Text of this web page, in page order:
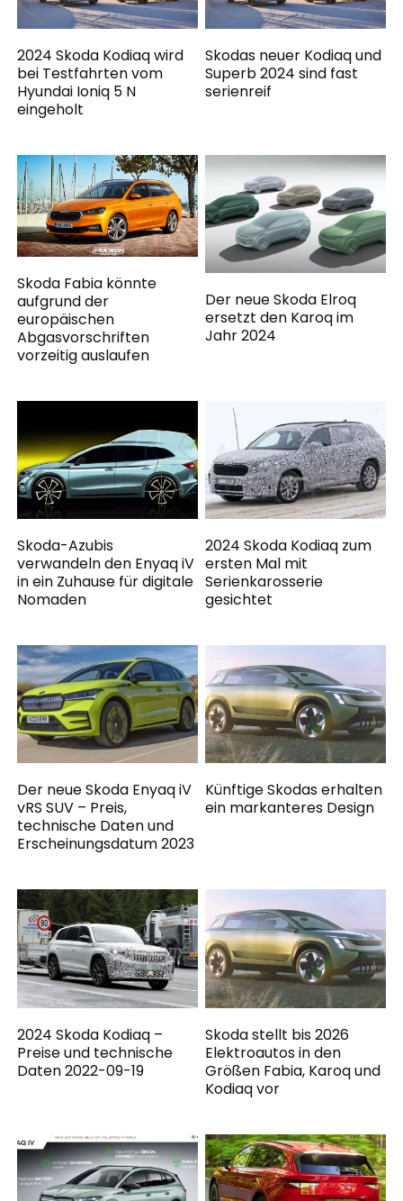
2024 Skoda Kodiaq wird
bei Testfahrten vom
Hyundai Ioniq 5 N
eingeholt
Skodas neuer Kodiaq und
Superb 2024 sind fast
serienreif
Skoda Fabia könnte
aufgrund der
europäischen
Abgasvorschriften
vorzeitig auslaufen
Der neue Skoda Elroq
ersetzt den Karoq im
Jahr 2024
Skoda-Azubis
verwandeln den Enyaq iV
in ein Zuhause für digitale
Nomaden
2024 Skoda Kodiaq zum
ersten Mal mit
Serienkarosserie
gesichtet
Der neue Skoda Enyaq iV
vRS SUV – Preis,
technische Daten und
Erscheinungsdatum 2023
Künftige Skodas erhalten
ein markanteres Design
2024 Skoda Kodiaq –
Preise und technische
Daten 2022-09-19
Skoda stellt bis 2026
Elektroautos in den
Größen Fabia, Karoq und
Kodiaq vor